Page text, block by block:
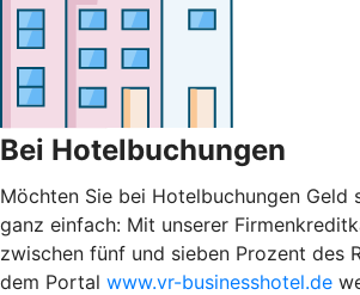
Bei Hotelbuchungen
Möchten Sie bei Hotelbuchungen Geld
ganz einfach: Mit unserer
zwischen fünf und sieben Prozent des
dem Portal www.vr-businesshotel.de